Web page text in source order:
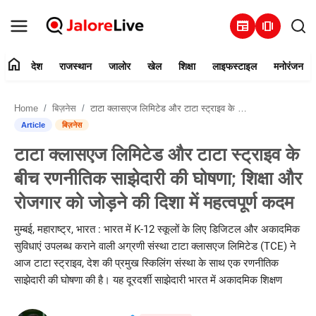
newspaper amp_stories
संपर्क करें
देश
राजस्थान
जालोर
खेल
home देश राजस्थान जालोर खेल शिक्षा लाइफस्टाइल मनोरंजन
Home बिज़नेस टाटा क्लासएज लिमिटेड और टाटा स्ट्राइव के बीच रणनीतिक साझेदारी की घोषणा; शिक्षा और रोजगार को जोड़ने की दिशा में महत्वपूर्ण कदम
Article बिज़नेस
टाटा क्लासएज लिमिटेड और टाटा स्ट्राइव के
बीच रणनीतिक साझेदारी की घोषणा; शिक्षा और
रोजगार को जोड़ने की दिशा में महत्वपूर्ण कदम
मुम्बई, महाराष्ट्र, भारत : भारत में K-12 स्कूलों के लिए डिजिटल और अकादमिक
सुविधाएं उपलब्ध कराने वाली अग्रणी संस्था टाटा क्लासएज लिमिटेड (TCE) ने
आज टाटा स्ट्राइव, देश की प्रमुख स्किलिंग संस्था के साथ एक रणनीतिक
साझेदारी की घोषणा की है। यह दूरदर्शी साझेदारी भारत में अकादमिक शिक्षण